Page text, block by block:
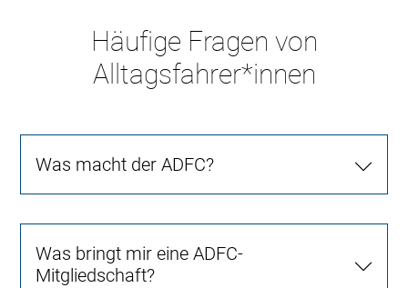
Häufige Fragen von
Alltagsfahrer*innen
Was macht der ADFC?
Was bringt mir eine ADFC-
Mitgliedschaft?